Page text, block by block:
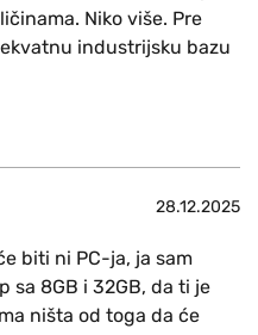
Niko više. Pre
industrijsku bazu
28.12.2025
biti ni PC-ja, ja sam
sa 8GB i 32GB, da ti je
ništa od toga da će